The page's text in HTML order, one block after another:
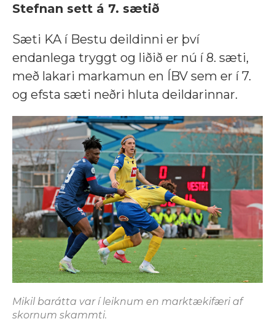
Stefnan sett á 7. sætið
Sæti KA í Bestu deildinni er því
endanlega tryggt og liðið er nú í 8. sæti,
með lakari markamun en ÍBV sem er í 7.
og efsta sæti neðri hluta deildarinnar.
Mikil barátta var í leiknum en marktækifæri af
skornum skammti.